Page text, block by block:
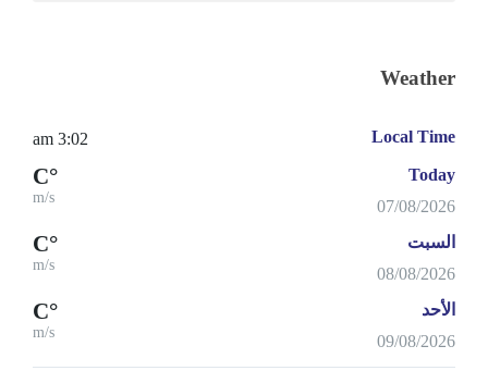
Weather
Local Time
3:02 am
Today
07/08/2026
°C
m/s
السبت
08/08/2026
°C
m/s
الأحد
09/08/2026
°C
m/s